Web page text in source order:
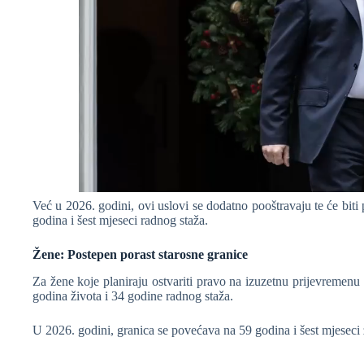
Već u 2026. godini, ovi uslovi se dodatno pooštravaju te će
godina i šest mjeseci radnog staža.
Žene: Postepen porast starosne granice
Za žene koje planiraju ostvariti pravo na izuzetnu
godina života i 34 godine radnog staža.
U 2026. godini, granica se povećava na 59 godina i šest